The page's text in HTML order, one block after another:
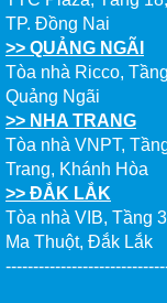
TP. Đồng Nai
>> QUẢNG NGÃI
Tòa nhà Ricco,
Quảng Ngãi
>> NHA TRANG
Tòa nhà VNPT,
Trang, Khánh Hòa
>> ĐẮK LẮK
Tòa nhà VIB, Tầng
Ma Thuột, Đắk Lắk